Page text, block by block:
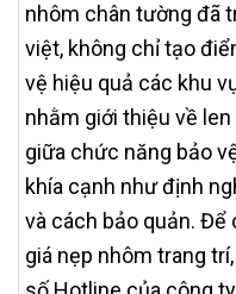
nhôm chân tường đã
việt, không chỉ tạo
vệ hiệu quả các khu
nhằm giới thiệu về
giữa chức năng bảo
khía cạnh như định
và cách bảo quản.
giá nẹp nhôm trang